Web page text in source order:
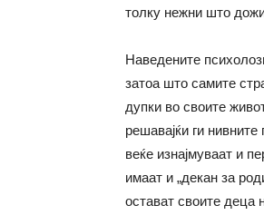
толку нежни што
Наведените
затоа што самите
дупки во своите
решавајќи ги
веќе изнајмуваат и
имаат и „декан за
остават своите деца